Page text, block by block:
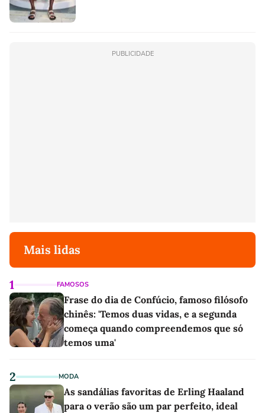
PUBLICIDADE
Mais lidas
1 FAMOSOS
Frase do dia de Confúcio, famoso filósofo
chinês: 'Temos duas vidas, e a segunda
começa quando compreendemos que só
temos uma'
2 MODA
As sandálias favoritas de Erling Haaland
para o verão são um par perfeito, ideal